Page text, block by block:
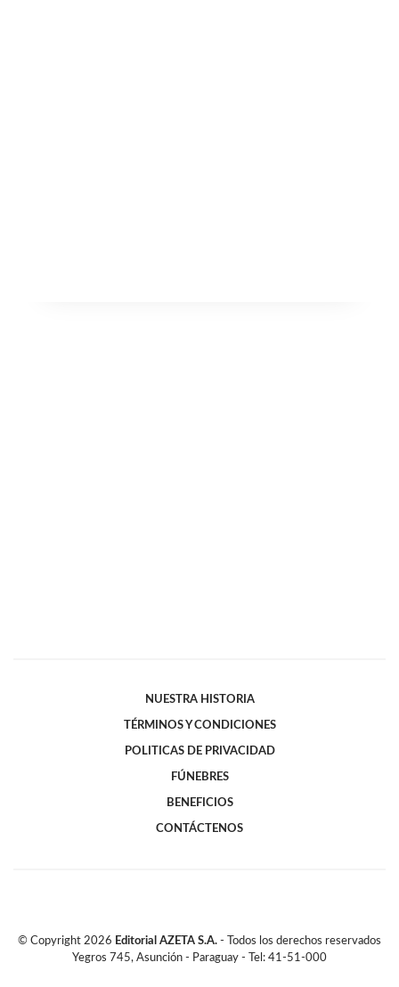
NUESTRA HISTORIA
TÉRMINOS Y CONDICIONES
POLITICAS DE PRIVACIDAD
FÚNEBRES
BENEFICIOS
CONTÁCTENOS
© Copyright 2026 Editorial AZETA S.A. - Todos los derechos reservados
Yegros 745, Asunción - Paraguay - Tel: 41-51-000